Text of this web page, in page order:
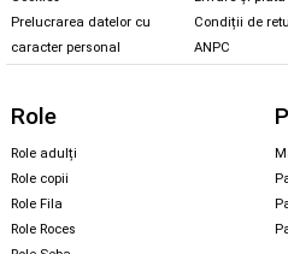
Prelucrarea datelor cu
caracter personal
Condiții de
ANPC
Role
Role adulți
Role copii
Role Fila
Role Roces